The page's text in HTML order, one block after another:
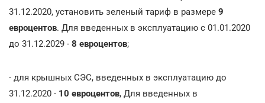
31.12.2020, установить зеленый тариф в размере 9
евроцентов. Для введенных в эксплуатацию с 01.01.2020
до 31.12.2029 - 8 евроцентов;
- для крышных СЭС, введенных в эксплуатацию до
31.12.2020 - 10 евроцентов, Для введенных в